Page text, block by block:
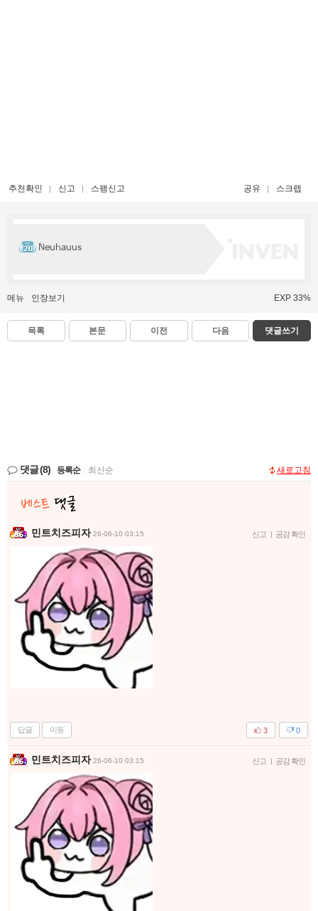
추천확인 신고 스팸신고 공유 스크랩
Neuhauus
메뉴 인장보기 EXP 33%
목록 본문 이전 다음 댓글쓰기
댓글(8) 등록순 최신순 새로고침
민트치즈피자 26-06-10 03:15 신고 | 공감 확인
답글 이동 0
3
민트치즈피자 26-06-10 03:15 신고 | 공감 확인